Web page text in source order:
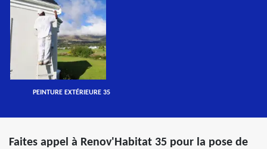
PEINTURE EXTÉRIEURE 35
Faites appel à Renov'Habitat 35 pour la pose de